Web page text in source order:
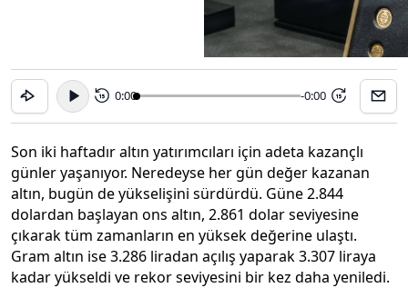
15 0:00 -0:00 15
Son iki haftadır altın yatırımcıları için adeta kazançlı
günler yaşanıyor. Neredeyse her gün değer kazanan
altın, bugün de yükselişini sürdürdü. Güne 2.844
dolardan başlayan ons altın, 2.861 dolar seviyesine
çıkarak tüm zamanların en yüksek değerine ulaştı.
Gram altın ise 3.286 liradan açılış yaparak 3.307 liraya
kadar yükseldi ve rekor seviyesini bir kez daha yeniledi.